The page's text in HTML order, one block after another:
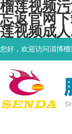
榴莲视频
忘返官网
莲视频成
您好，欢迎访问淄